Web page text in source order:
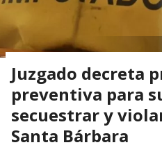
Juzgado decreta
preventiva para
secuestrar y
Santa Bárbara